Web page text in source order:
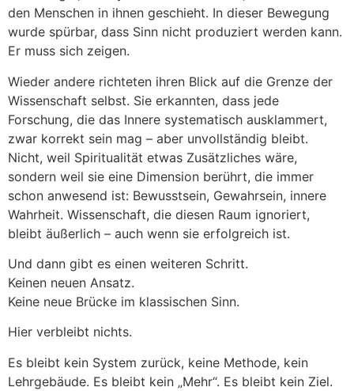
den Menschen in ihnen geschieht. In dieser Bewegung
wurde spürbar, dass Sinn nicht produziert werden kann.
Er muss sich zeigen.
Wieder andere richteten ihren Blick auf die Grenze der
Wissenschaft selbst. Sie erkannten, dass jede
Forschung, die das Innere systematisch ausklammert,
zwar korrekt sein mag – aber unvollständig bleibt.
Nicht, weil Spiritualität etwas Zusätzliches wäre,
sondern weil sie eine Dimension berührt, die immer
schon anwesend ist: Bewusstsein, Gewahrsein, innere
Wahrheit. Wissenschaft, die diesen Raum ignoriert,
bleibt äußerlich – auch wenn sie erfolgreich ist.
Und dann gibt es einen weiteren Schritt.
Keinen neuen Ansatz.
Keine neue Brücke im klassischen Sinn.
Hier verbleibt nichts.
Es bleibt kein System zurück, keine Methode, kein
Lehrgebäude. Es bleibt kein „Mehr“. Es bleibt kein Ziel.